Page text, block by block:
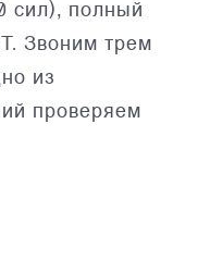
сил), полный
Звоним трем
из
проверяем